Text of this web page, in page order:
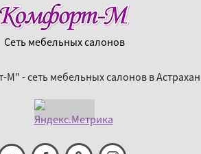
Сеть мебельных салонов
- сеть мебельных салонов в